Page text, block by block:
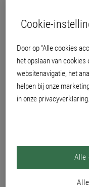
voldoet aan de eisen van de
stompmat
Cookie-
Door op “Alle cookies
het opslaan van cookies
websitenavigatie, het
helpen bij onze
in onze privacyverklaring.
Alle